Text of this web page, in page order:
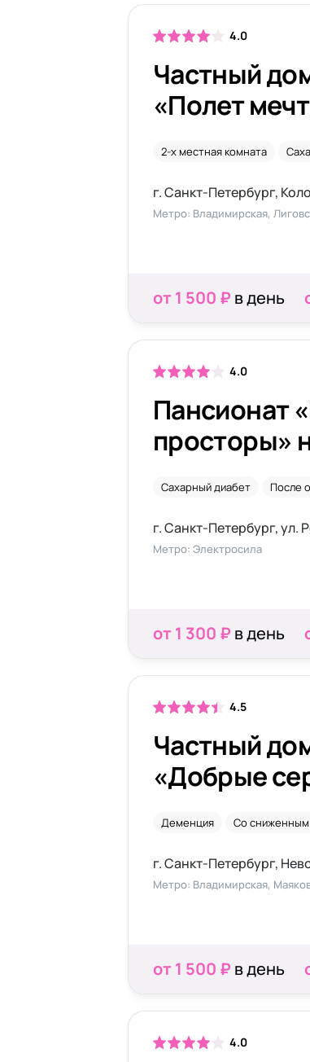
4.0
Частный
«Полет
2-х местная комната
г. Санкт-Петербург,
Метро: Владимирская,
от 1 500 ₽ в день
4.0
Пансионат
просторы»
Сахарный диабет После
г. Санкт-Петербург, ул.
Метро: Электросила
от 1 300 ₽ в день
4.5
Частный
«Добрые
Деменция Со
г. Санкт-Петербург,
Метро: Владимирская,
от 1 500 ₽ в день
4.0